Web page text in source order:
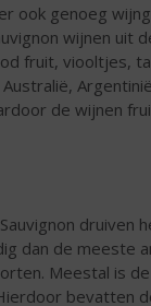
ook genoeg
wijnen uit
fruit, viooltjes,
de wijnen
druiven
dan de meeste
Meestal is
bevatten